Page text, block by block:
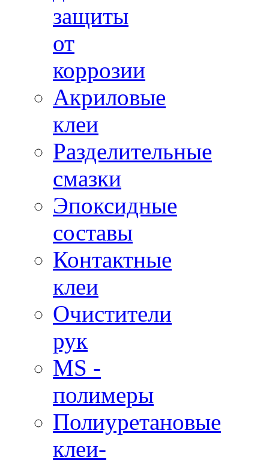
защиты
от
коррозии
Акриловые
клеи
Разделительные
смазки
Эпоксидные
составы
Контактные
клеи
Очистители
рук
MS -
полимеры
Полиуретановые
клеи-